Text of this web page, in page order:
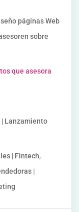
páginas Web
sobre
que asesora
Lanzamiento
| Fintech,
|